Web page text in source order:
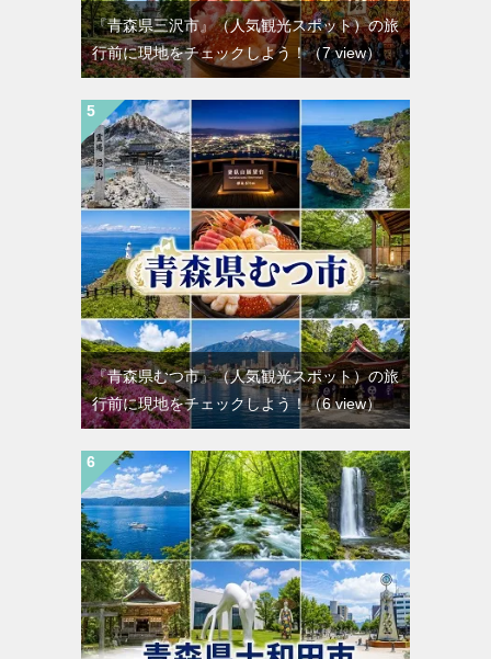
『青森県三沢市』（人気観光スポット）の旅
行前に現地をチェックしよう！（7 view）
『青森県むつ市』（人気観光スポット）の旅
行前に現地をチェックしよう！（6 view）